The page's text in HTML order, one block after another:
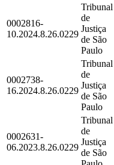
0002816-
10.2024.8.26.0229
Tribunal
de
Justiça
de São
Paulo
0002738-
16.2024.8.26.0229
Tribunal
de
Justiça
de São
Paulo
0002631-
06.2023.8.26.0229
Tribunal
de
Justiça
de São